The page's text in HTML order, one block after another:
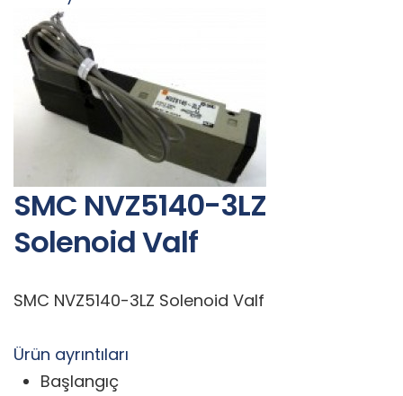
SMC NVZ5140-3LZ
Solenoid Valf
SMC NVZ5140-3LZ Solenoid Valf
Ürün ayrıntıları
Başlangıç